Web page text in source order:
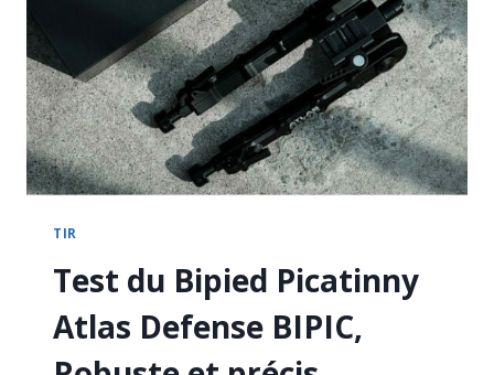
ET
FRANCHEMENT
FUN
TIR
Test du Bipied Picatinny
Atlas Defense BIPIC,